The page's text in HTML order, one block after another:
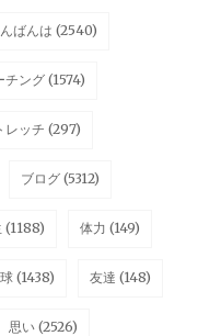
ばんは (2540)
チング (1574)
レッチ (297)
ブログ (5312)
(1188) 体力 (149)
(1438) 友達 (148)
思い (2526)